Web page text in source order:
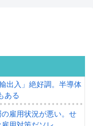
出入」絶好調。半導体
ある
雇用状況が悪い。せ